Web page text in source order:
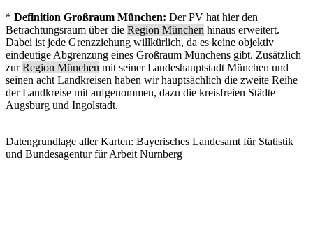
* Definition Großraum München: Der PV hat hier den
Betrachtungsraum über die Region München hinaus erweitert.
Dabei ist jede Grenzziehung willkürlich, da es keine objektiv
eindeutige Abgrenzung eines Großraum Münchens gibt. Zusätzlich
zurRegion München mit seiner Landeshauptstadt München und
seinen acht Landkreisen haben wir hauptsächlich die zweite Reihe
der Landkreise mit aufgenommen, dazu die kreisfreien Städte
Augsburg und Ingolstadt.
Datengrundlage aller Karten: Bayerisches Landesamt für Statistik
und Bundesagentur für Arbeit Nürnberg